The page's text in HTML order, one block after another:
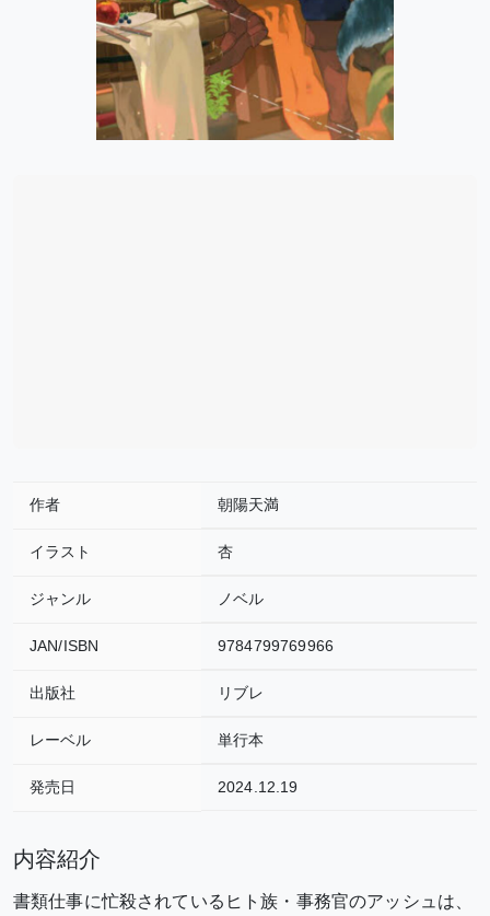
作者 朝陽天満
イラスト 杏
ジャンル ノベル
JAN/ISBN 9784799769966
出版社 リブレ
レーベル 単行本
発売日 2024.12.19
内容紹介
書類仕事に忙殺されているヒト族・事務官のアッシュは、